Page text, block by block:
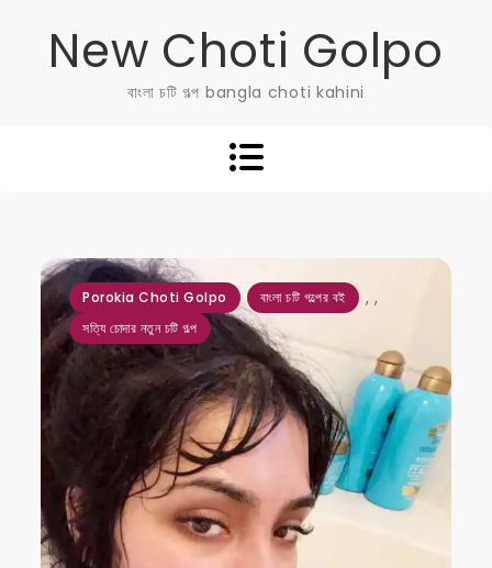
New Choti Golpo
বাংলা চটি গল্প bangla choti kahini
Porokia Choti Golpo ,
বাংলা চটি গল্পের বই ,
সত্যি চোদার নতুন চটি গল্প